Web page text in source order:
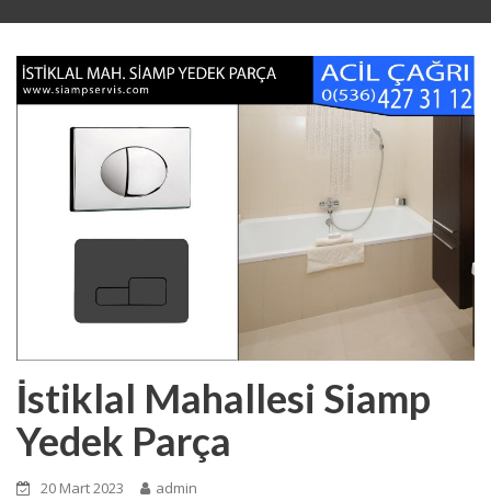
İstiklal Mahallesi Siamp
Yedek Parça
20 Mart 2023
admin